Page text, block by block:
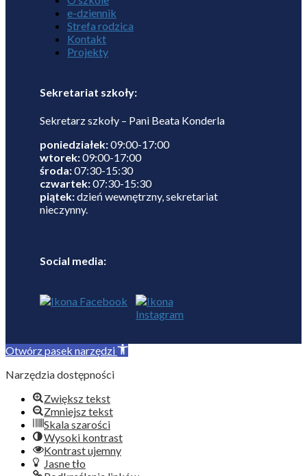
e-dziennik
Strefa rodzica
Kontakt
Projekty
Sekretariat szkoły:
Sekretarz szkoły – Pani Beata Konderla
poniedziałek:09:00-17:00
wtorek:09:00-17:00
środa:07:30-15:30
czwartek:07:30-15:30
piątek:dzień wewnętrzny, sekretariat
nieczynny.
Social media:
Otwórz pasek narzędzi
Narzędzia dostępności
Zwiększ tekst
Zmniejsz tekst
Skala szarości
Wysoki kontrast
Kontrast ujemny
Jasne tło